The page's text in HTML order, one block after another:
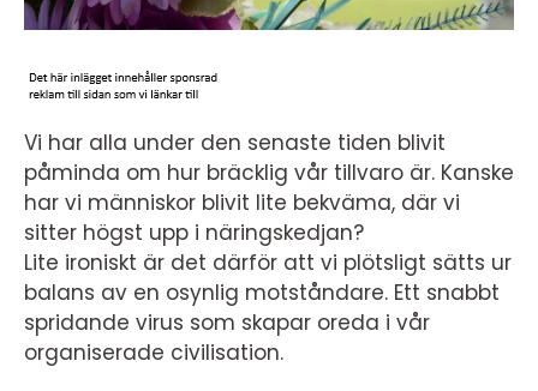
Vi har alla under den senaste tiden blivit
påminda om hur bräcklig vår tillvaro är. Kanske
har vi människor blivit lite bekväma, där vi
sitter högst upp i näringskedjan?
Lite ironiskt är det därför att vi plötsligt sätts ur
balans av en osynlig motståndare. Ett snabbt
spridande virus som skapar oreda i vår
organiserade civilisation.